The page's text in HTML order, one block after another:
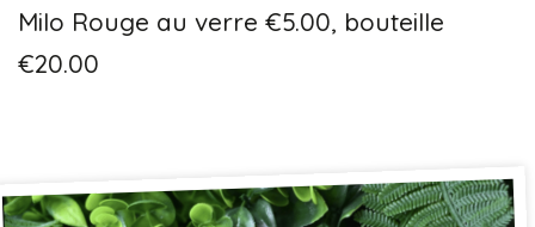
Milo Rouge au verre €5.00, bouteille
€20.00